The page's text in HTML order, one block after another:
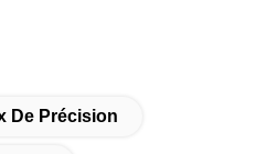
De Précision